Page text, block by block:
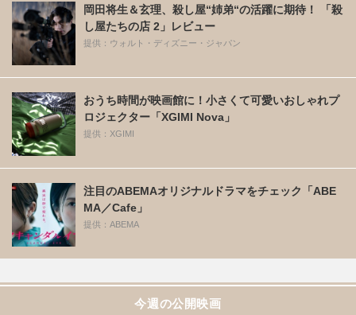
岡田将生＆玄理、殺し屋“姉弟“の活躍に期待！ 「殺
し屋たちの店 2」レビュー
提供：ウォルト・ディズニー・ジャパン
おうち時間が映画館に！小さくて可愛いおしゃれプ
ロジェクター「XGIMI Nova」
提供：XGIMI
注目のABEMAオリジナルドラマをチェック「ABE
MA／Cafe」
提供：ABEMA
今週の公開映画